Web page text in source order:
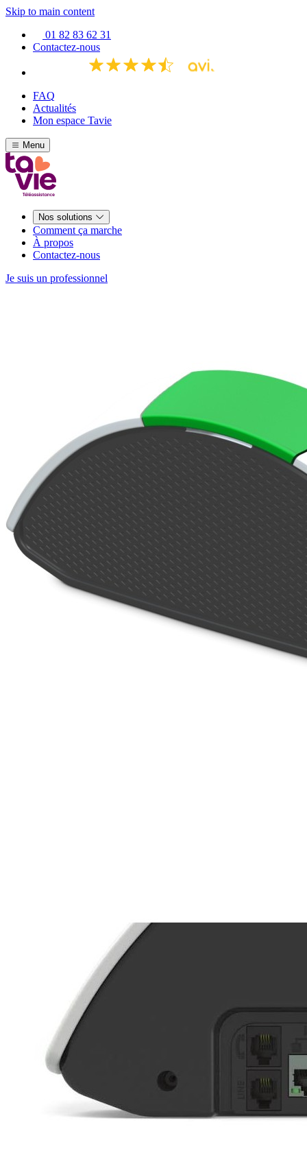
Skip to main content
01 82 83 62 31
Contactez-nous
FAQ
Actualités
Mon espace Tavie
Menu
Nos solutions
Comment ça marche
À propos
Contactez-nous
Je suis un professionnel